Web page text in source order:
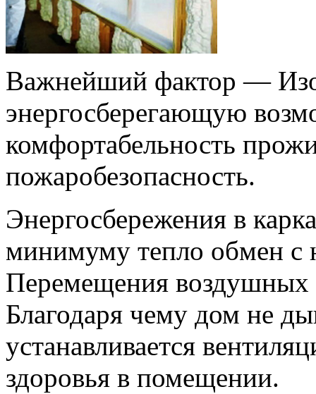
Важнейший фактор —
энергосберегающую
комфортабельность
пожаробезопасность.
Энергосбережения в
минимуму тепло обмен с
Перемещения воздушных
Благодаря чему дом не
устанавливается
здоровья в помещении.